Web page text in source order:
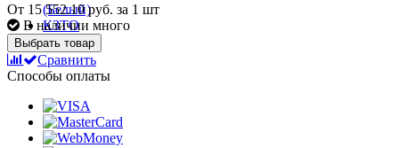
От 15 552.10 руб. за 1 шт
В наличии много
Выбрать товар
Сравнить
Способы оплаты